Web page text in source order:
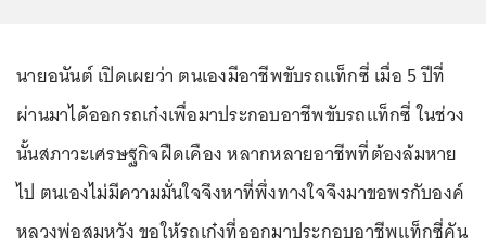
นายอนันต์ เปิดเผยว่า ตนเองมีอาชีพขับรถแท็กซี่ เมื่อ 5 ปีที่
ผ่านมาได้ออกรถเก๋งเพื่อมาประกอบอาชีพขับรถแท็กซี่ ในช่วง
นั้นสภาวะเศรษฐกิจฝืดเคือง หลากหลายอาชีพที่ต้องล้มหาย
ไป ตนเองไม่มีความมั่นใจจึงหาที่พึ่งทางใจจึงมาขอพรกับองค์
หลวงพ่อสมหวัง ขอให้รถเก๋งที่ออกมาประกอบอาชีพแท็กซี่คัน